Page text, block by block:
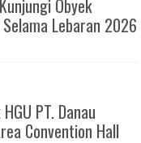
Obyek
Lebaran 2026
PT. Danau
Convention Hall